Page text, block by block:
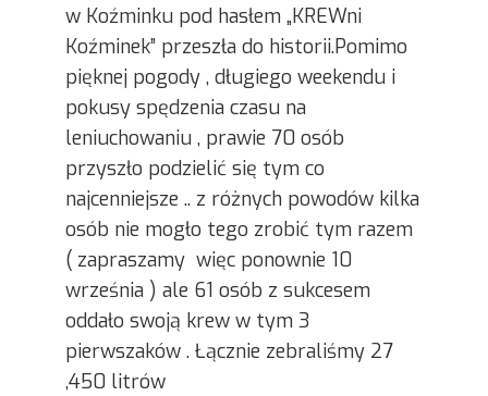
w Koźminku pod hasłem „KREWni
Koźminek” przeszła do historii.Pomimo
pięknej pogody , długiego weekendu i
pokusy spędzenia czasu na
leniuchowaniu , prawie 70 osób
przyszło podzielić się tym co
najcenniejsze .. z różnych powodów kilka
osób nie mogło tego zrobić tym razem
( zapraszamy więc ponownie 10
września ) ale 61 osób z sukcesem
oddało swoją krew w tym 3
pierwszaków . Łącznie zebraliśmy 27
,450 litrów